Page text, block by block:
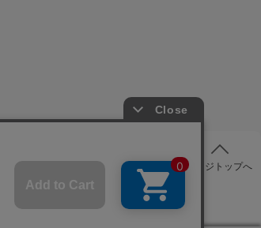
ページトップへ